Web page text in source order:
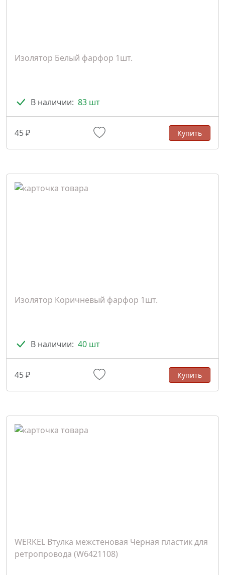
Изолятор Белый фарфор 1шт.
В наличии: 83 шт
45 ₽ Купить
Изолятор Коричневый фарфор 1шт.
В наличии: 40 шт
45 ₽ Купить
WERKEL Втулка межстеновая Черная пластик для
ретропровода (W6421108)